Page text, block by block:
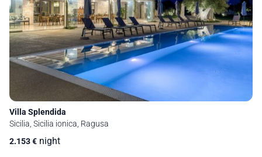
Villa Splendida
Sicilia, Sicilia ionica, Ragusa
2.153€ night